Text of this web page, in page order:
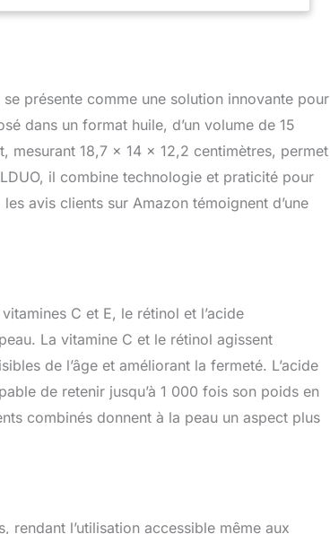
et les signes visibles du vieillissement, pour
de pépins de raisin, d'avocat, du beurre
pour un éclat éclairé de l'intérieur.
: profitez d'un teint plus lisse et plus raffiné
resurfaçage et notre super hydratant
visiblement la texture, pour un teint jeune
jusqu'à 48 heures d'hydratation profonde
de l'extrait d'avoine purifié, du beurre de
bio, de l'huile d'avocat et de l'huile de
présente comme une solution innovante pour
dans un format huile, d’un volume de 15
mesurant 18,7 x 14 x 12,2 centimètres, permet
il combine technologie et praticité pour
avis clients sur Amazon témoignent d’une
C et E, le rétinol et l’acide
La vitamine C et le rétinol agissent
de l’âge et améliorant la fermeté. L’acide
de retenir jusqu’à 1 000 fois son poids en
combinés donnent à la peau un aspect plus
rendant l’utilisation accessible même aux